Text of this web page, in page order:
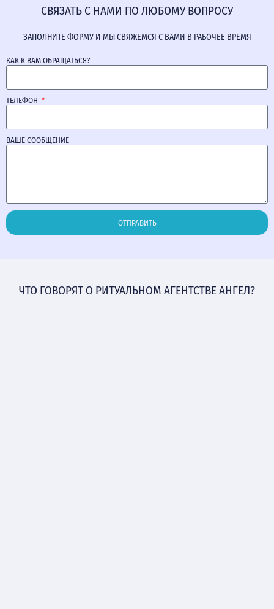
СВЯЗАТЬ С НАМИ ПО ЛЮБОМУ ВОПРОСУ
ЗАПОЛНИТЕ ФОРМУ И МЫ СВЯЖЕМСЯ С ВАМИ В РАБОЧЕЕ ВРЕМЯ
КАК К ВАМ ОБРАЩАТЬСЯ?
ТЕЛЕФОН
ВАШЕ СООБЩЕНИЕ
ОТПРАВИТЬ
ЧТО ГОВОРЯТ О РИТУАЛЬНОМ АГЕНТСТВЕ АНГЕЛ?